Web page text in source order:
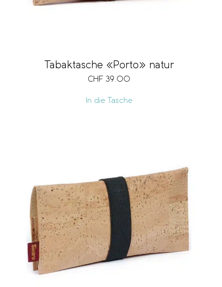
Tabaktasche «Porto» natur
CHF 39.00
In die Tasche